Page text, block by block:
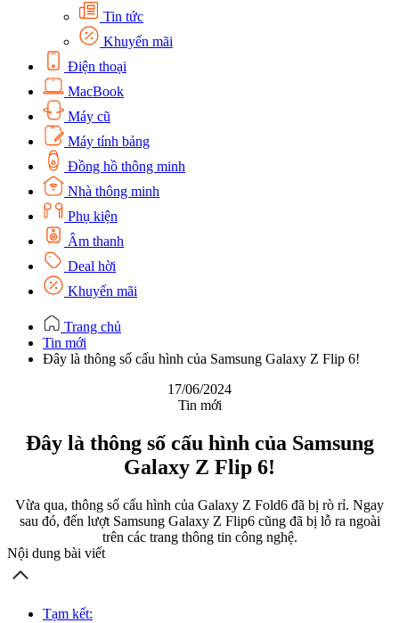
Tin tức
Khuyến mãi
Điện thoại
MacBook
Máy cũ
Máy tính bảng
Đồng hồ thông minh
Nhà thông minh
Phụ kiện
Âm thanh
Deal hời
Khuyến mãi
Trang chủ
Tin mới
Đây là thông số cấu hình của Samsung Galaxy Z Flip 6!
17/06/2024
Tin mới
Đây là thông số cấu hình của Samsung
Galaxy Z Flip 6!
Vừa qua, thông số cấu hình của Galaxy Z Fold6 đã bị rò rỉ. Ngay
sau đó, đến lượt Samsung Galaxy Z Flip6 cũng đã bị lỗ ra ngoài
trên các trang thông tin công nghệ.
Nội dung bài viết
Tạm kết: